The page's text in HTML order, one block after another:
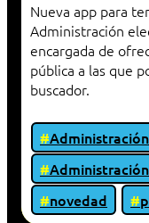
Nueva app para
Administración
encargada de
pública a las que
buscador.
novedad